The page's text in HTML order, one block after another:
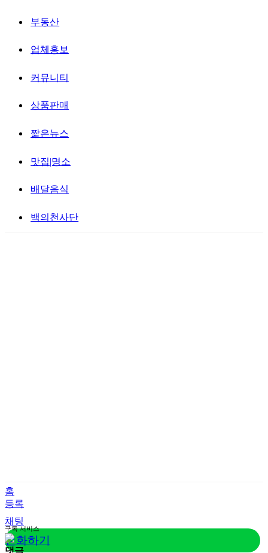
부동산
업체홍보
커뮤니티
상품판매
짧은뉴스
맛집|명소
배달음식
백의천사단
홈
등록
채팅
전화하기
구독 서비스
댓글